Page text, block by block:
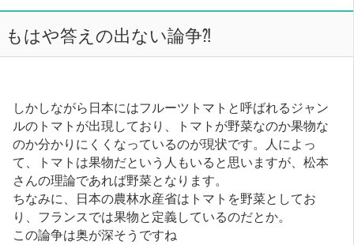
もはや答えの出ない論争⁈
しかしながら日本にはフルーツトマトと呼ばれるジャン
ルのトマトが出現しており、トマトが野菜なのか果物な
のか分かりにくくなっているのが現状です。人によっ
て、トマトは果物だという人もいると思いますが、松本
さんの理論であれば野菜となります。
ちなみに、日本の農林水産省はトマトを野菜としてお
り、フランスでは果物と定義しているのだとか。
この論争は奥が深そうですね